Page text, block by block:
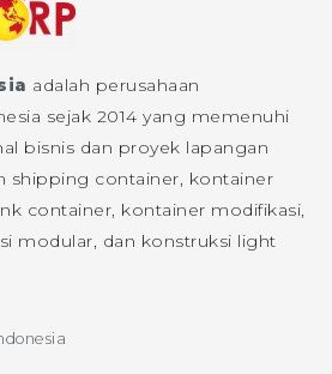
adalah perusahaan
sejak 2014 yang memenuhi
bisnis dan proyek lapangan
shipping container, kontainer
container, kontainer modifikasi,
modular, dan konstruksi light